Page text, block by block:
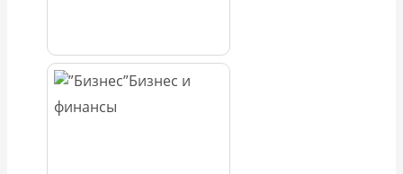
Бизнес и
финансы